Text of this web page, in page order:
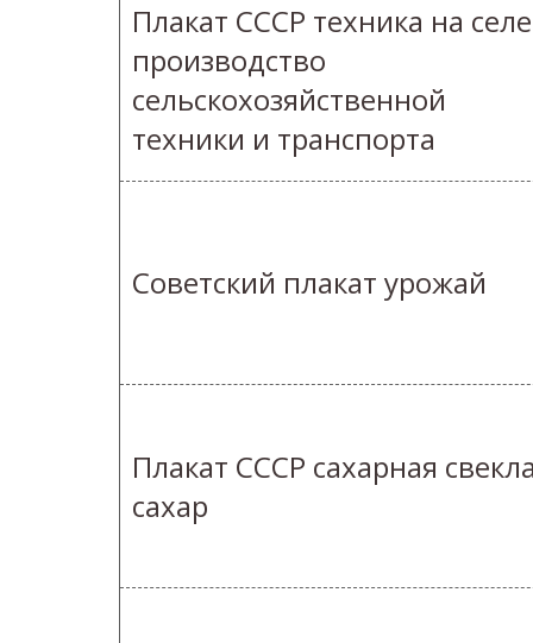
Плакат СССР техника на селе
производство
сельскохозяйственной
техники и транспорта
Советский плакат урожай
Плакат СССР сахарная
сахар